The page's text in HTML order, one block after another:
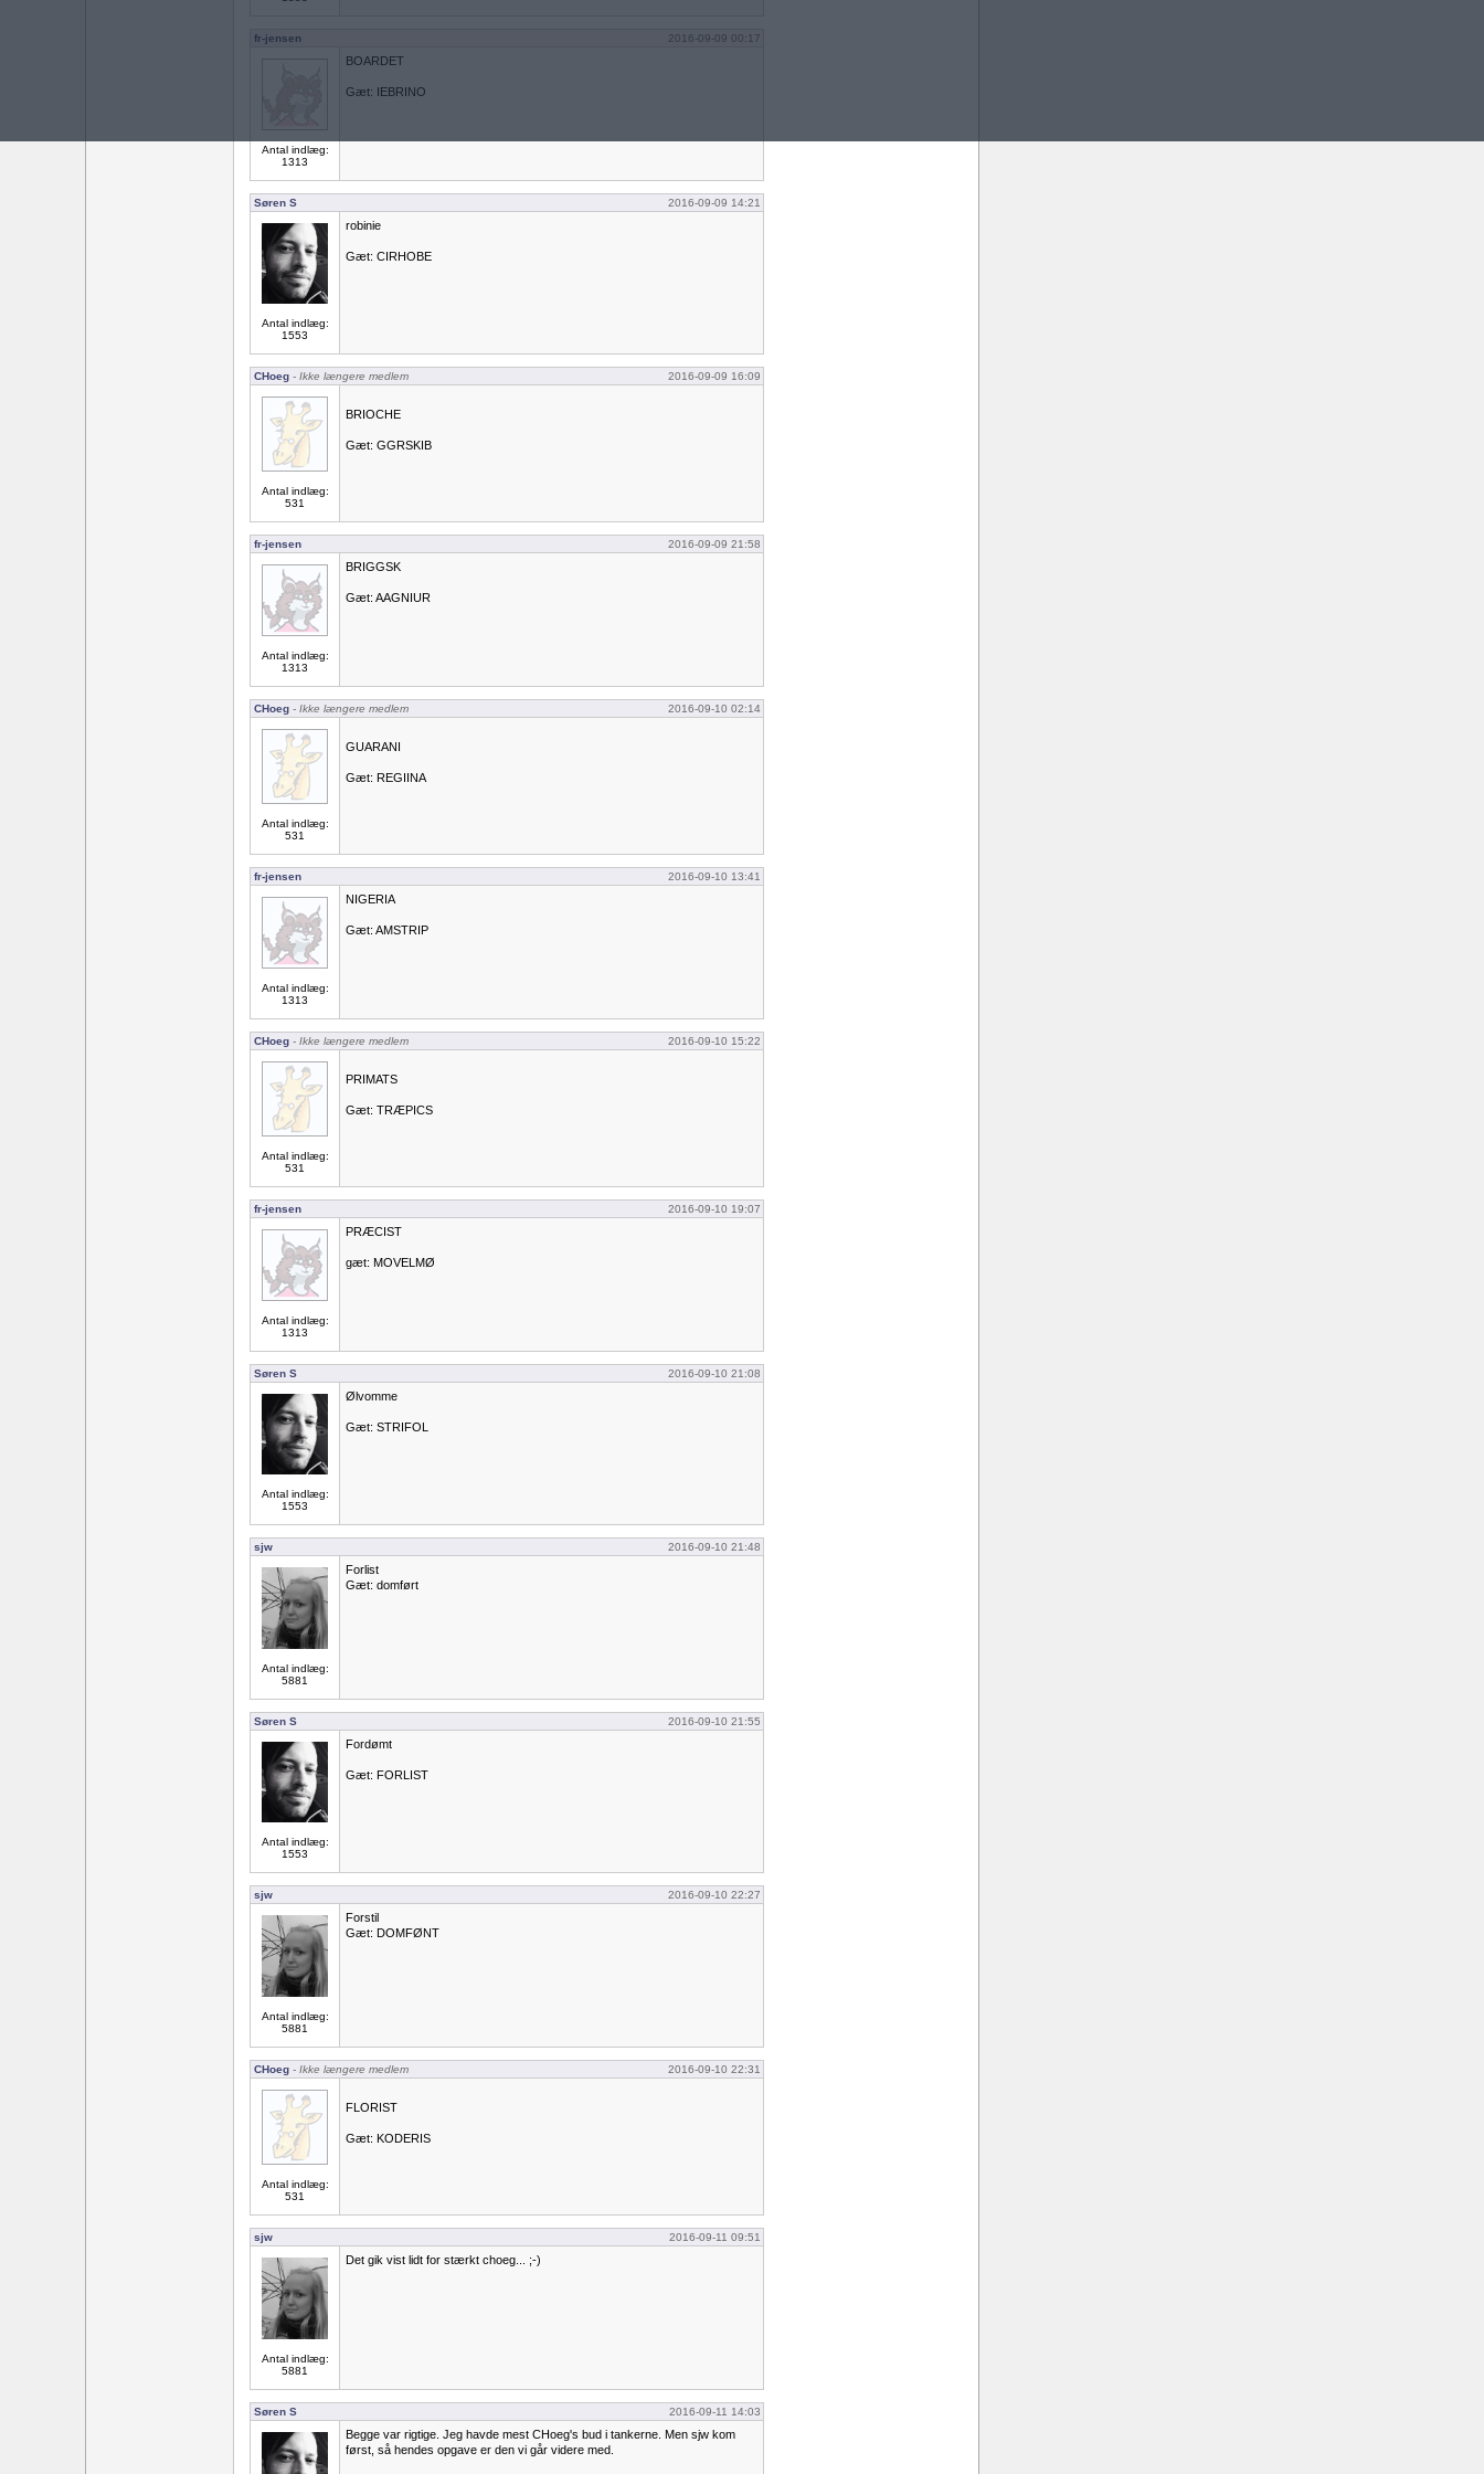
fr-jensen 2016-09-09 00:17
Antal indlæg:
1313
BOARDET
Gæt: IEBRINO
Søren S 2016-09-09 14:21
Antal indlæg:
1553
robinie
Gæt: CIRHOBE
CHoeg - Ikke længere medlem 2016-09-09 16:09
Antal indlæg:
531
BRIOCHE
Gæt: GGRSKIB
fr-jensen 2016-09-09 21:58
Antal indlæg:
1313
BRIGGSK
Gæt: AAGNIUR
CHoeg - Ikke længere medlem 2016-09-10 02:14
Antal indlæg:
531
GUARANI
Gæt: REGIINA
fr-jensen 2016-09-10 13:41
Antal indlæg:
1313
NIGERIA
Gæt: AMSTRIP
CHoeg - Ikke længere medlem 2016-09-10 15:22
Antal indlæg:
531
PRIMATS
Gæt: TRÆPICS
fr-jensen 2016-09-10 19:07
Antal indlæg:
1313
PRÆCIST
gæt: MOVELMØ
Søren S 2016-09-10 21:08
Antal indlæg:
1553
Ølvomme
Gæt: STRIFOL
sjw 2016-09-10 21:48
Antal indlæg:
5881
Forlist
Gæt: domført
Søren S 2016-09-10 21:55
Antal indlæg:
1553
Fordømt
Gæt: FORLIST
sjw 2016-09-10 22:27
Antal indlæg:
5881
Forstil
Gæt: DOMFØNT
CHoeg - Ikke længere medlem 2016-09-10 22:31
Antal indlæg:
531
FLORIST
Gæt: KODERIS
sjw 2016-09-11 09:51
Antal indlæg:
5881
Det gik vist lidt for stærkt choeg... ;-)
Søren S 2016-09-11 14:03
Begge var rigtige. Jeg havde mest CHoeg's bud i tankerne. Men sjw kom
først, så hendes opgave er den vi går videre med.